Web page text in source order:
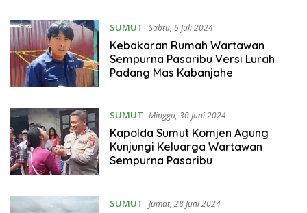
SUMUT Sabtu, 6 Juli 2024
Kebakaran Rumah Wartawan
Sempurna Pasaribu Versi Lurah
Padang Mas Kabanjahe
SUMUT Minggu, 30 Juni 2024
Kapolda Sumut Komjen Agung
Kunjungi Keluarga Wartawan
Sempurna Pasaribu
SUMUT Jumat, 28 Juni 2024